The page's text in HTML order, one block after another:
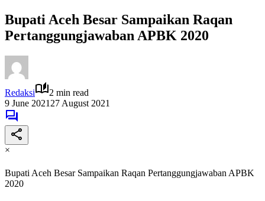
Bupati Aceh Besar Sampaikan Raqan
Pertanggungjawaban APBK 2020
Redaksi
2 min read
9 June 2021 27 August 2021
×
Bupati Aceh Besar Sampaikan Raqan Pertanggungjawaban APBK
2020